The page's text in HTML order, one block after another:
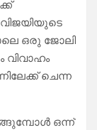
ഒരു ജോലി
ചെന്ന
ഒന്ന്